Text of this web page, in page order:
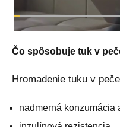
Čo spôsobuje tuk v
Hromadenie tuku v
nadmerná konzumácia